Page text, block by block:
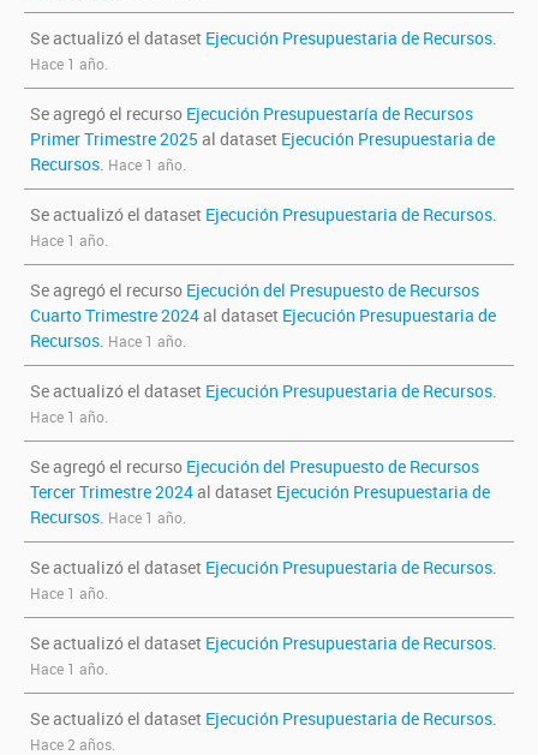
Se actualizó el dataset Ejecución Presupuestaria de Recursos.
Hace 1 año.
Se agregó el recurso Ejecución Presupuestaría de Recursos
Primer Trimestre 2025 al dataset Ejecución Presupuestaria de
Recursos. Hace 1 año.
Se actualizó el dataset Ejecución Presupuestaria de Recursos.
Hace 1 año.
Se agregó el recurso Ejecución del Presupuesto de Recursos
Cuarto Trimestre 2024al dataset Ejecución Presupuestaria de
Recursos. Hace 1 año.
Se actualizó el dataset Ejecución Presupuestaria de Recursos.
Hace 1 año.
Se agregó el recurso Ejecución del Presupuesto de Recursos
Tercer Trimestre 2024al dataset Ejecución Presupuestaria de
Recursos. Hace 1 año.
Se actualizó el dataset Ejecución Presupuestaria de Recursos.
Hace 1 año.
Se actualizó el dataset Ejecución Presupuestaria de Recursos.
Hace 1 año.
Se actualizó el dataset Ejecución Presupuestaria de Recursos.
Hace 2 años.